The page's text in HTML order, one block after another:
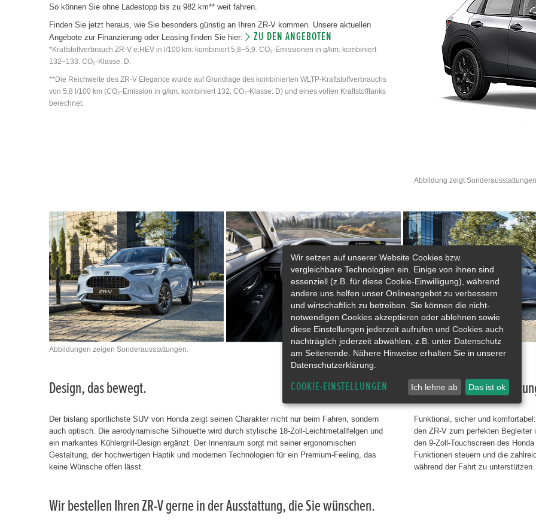
So können Sie ohne Ladestopp bis zu 982 km** weit fahren.
Finden Sie jetzt heraus, wie Sie besonders günstig an Ihren ZR-V kommen. Unsere aktuellen
Angebote zur Finanzierung oder Leasing finden Sie hier:
ZU DEN ANGEBOTEN
*Kraftstoffverbrauch ZR-V e:HEV in l/100 km: kombiniert 5,8−5,9. CO₂-Emissionen in g/km: kombiniert
132−133. CO₂-Klasse: D.
**Die Reichweite des ZR-V Elegance wurde auf Grundlage des kombinierten WLTP-Kraftstoffverbrauchs
von 5,8 l/100 km (CO₂-Emission in g/km: kombiniert 132, CO₂-Klasse: D) und eines vollen Kraftstofftanks
berechnet.
Abbildung zeigt
Abbildungen zeigen Sonderausstattungen.
Design, das bewegt.
Der bislang sportlichste SUV von Honda zeigt seinen Charakter nicht nur beim Fahren, sondern
auch optisch. Die aerodynamische Silhouette wird durch stylische 18-Zoll-Leichtmetallfelgen und
ein markantes Kühlergrill-Design ergänzt. Der Innenraum sorgt mit seiner ergonomischen
Gestaltung, der hochwertigen Haptik und modernen Technologien für ein Premium-Feeling, das
keine Wünsche offen lässt.
Umfangreiche
Funktional, sicher und
den ZR-V zum perfekten Begleiter
den 9-Zoll-Touchscreen des
Funktionen steuern und die
während der Fahrt zu unterstützen.
Wir bestellen Ihren ZR-V gerne in der Ausstattung, die Sie wünschen.
Wir setzen auf unserer Website Cookies bzw.
vergleichbare Technologien ein. Einige von ihnen sind
essenziell (z.B. für diese Cookie-Einwilligung), während
andere uns helfen unser Onlineangebot zu verbessern
und wirtschaftlich zu betreiben. Sie können die nicht-
notwendigen Cookies akzeptieren oder ablehnen sowie
diese Einstellungen jederzeit aufrufen und Cookies auch
nachträglich jederzeit abwählen, z.B. unter Datenschutz
am Seitenende. Nähere Hinweise erhalten Sie in unserer
Datenschutzerklärung.
COOKIE-EINSTELLUNGEN Ich lehne ab Das ist ok